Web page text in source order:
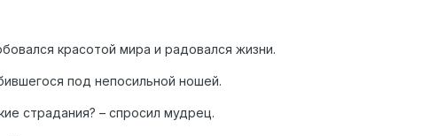
красотой мира и радовался жизни.
под непосильной ношей.
страдания? – спросил мудрец.